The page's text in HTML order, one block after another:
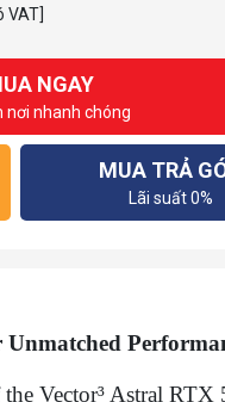
VAT]
NGAY
nơi nhanh chóng
MUA TRẢ
Lãi suất 0%
Vector³ Astral